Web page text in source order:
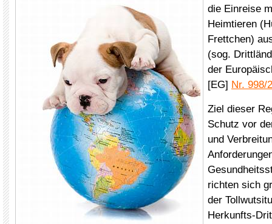
die Einreise
Heimtieren
Frettchen)
(sog.
der
[EG] Nr. 998/
Ziel dieser
Schutz vor
und
richten sich
der
Herkunfts-